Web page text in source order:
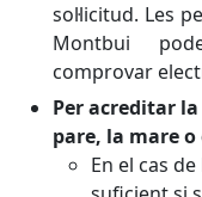
sol·licitud. Les
Montbui
comprovar
Per acreditar
pare, la mare
En el cas